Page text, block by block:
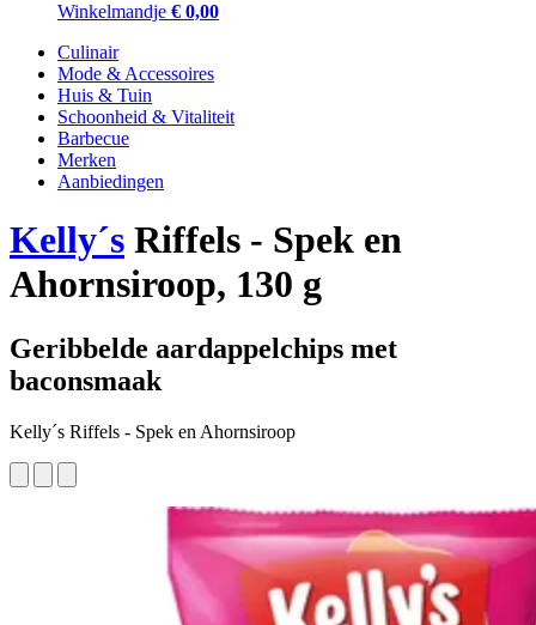
Winkelmandje € 0,00
Culinair
Mode & Accessoires
Huis & Tuin
Schoonheid & Vitaliteit
Barbecue
Merken
Aanbiedingen
Kelly´s Riffels - Spek en
Ahornsiroop, 130 g
Geribbelde aardappelchips met
baconsmaak
Kelly´s Riffels - Spek en Ahornsiroop